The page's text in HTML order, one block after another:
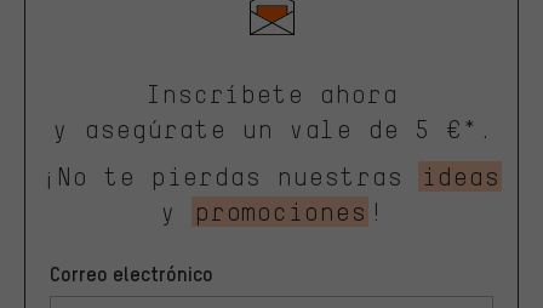
Inscríbete ahora
y asegúrate un vale de 5 €*.
¡No te pierdas nuestras
ideas
y
promociones !
Correo electrónico